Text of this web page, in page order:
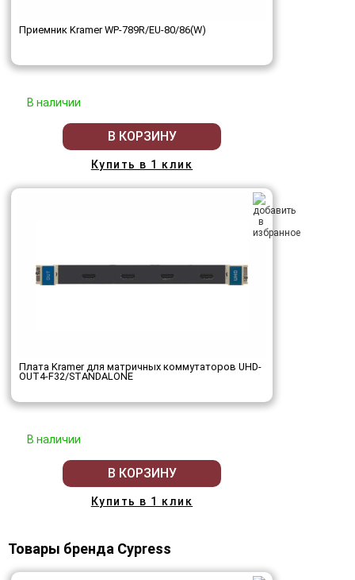
Приемник Kramer WP-789R/EU-80/86(W)
В наличии
В КОРЗИНУ
Купить в 1 клик
Плата Kramer для матричных коммутаторов UHD-
OUT4-F32/STANDALONE
В наличии
В КОРЗИНУ
Купить в 1 клик
Товары бренда Cypress